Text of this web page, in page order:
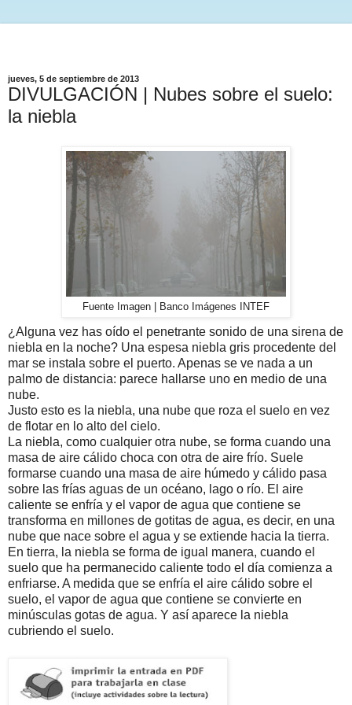
jueves, 5 de septiembre de 2013
DIVULGACIÓN | Nubes sobre el suelo:
la niebla
Fuente Imagen | Banco Imágenes INTEF
¿Alguna vez has oído el penetrante sonido de una sirena de
niebla en la noche? Una espesa niebla gris procedente del
mar se instala sobre el puerto. Apenas se ve nada a un
palmo de distancia: parece hallarse uno en medio de una
nube.
Justo esto es la niebla, una nube que roza el suelo en vez
de flotar en lo alto del cielo.
La niebla, como cualquier otra nube, se forma cuando una
masa de aire cálido choca con otra de aire frío. Suele
formarse cuando una masa de aire húmedo y cálido pasa
sobre las frías aguas de un océano, lago o río. El aire
caliente se enfría y el vapor de agua que contiene se
transforma en millones de gotitas de agua, es decir, en una
nube que nace sobre el agua y se extiende hacia la tierra.
En tierra, la niebla se forma de igual manera, cuando el
suelo que ha permanecido caliente todo el día comienza a
enfriarse. A medida que se enfría el aire cálido sobre el
suelo, el vapor de agua que contiene se convierte en
minúsculas gotas de agua. Y así aparece la niebla
cubriendo el suelo.